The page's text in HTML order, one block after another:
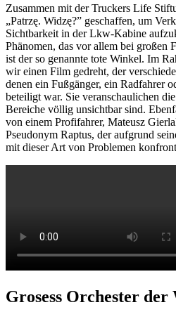
Zusammen mit der Truckers Life
„Patrzę. Widzę?” geschaffen, um
Sichtbarkeit in der Lkw-Kabine
Phänomen, das vor allem bei großen
ist der so genannte tote Winkel. Im
wir einen Film gedreht, der
denen ein Fußgänger, ein Radfahrer
beteiligt war. Sie veranschaulichen
Bereiche völlig unsichtbar sind.
von einem Profifahrer, Mateusz
Pseudonym Raptus, der aufgrund
mit dieser Art von Problemen
Grosess Orchester der